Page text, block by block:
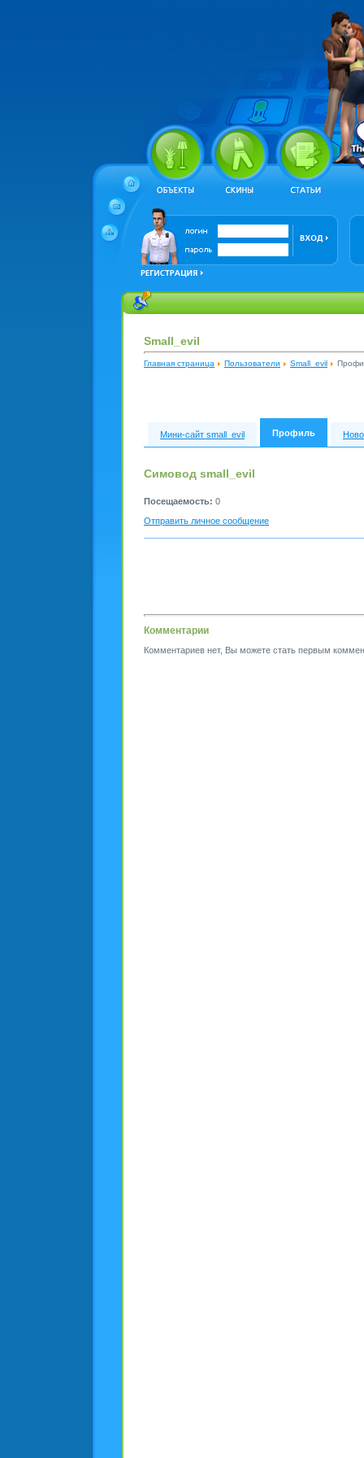
Small_evil
Главная страница Пользователи Small_evil
Мини-сайт small_evil Профиль
Симовод small_evil
Посещаемость: 0
Отправить личное сообщение
Комментарии
Комментариев нет, Вы можете стать первым